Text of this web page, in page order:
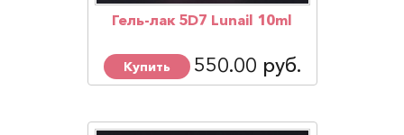
Гель-лак 5D7 Lunail 10ml
Купить 550.00 руб.